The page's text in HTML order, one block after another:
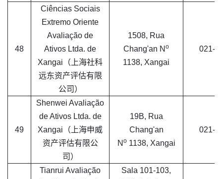
48
Ciências Sociais
Extremo Oriente
Avaliação de
Ativos Ltda. de
Xangai（上海社科
远东资产评估有限
公司）
1508, Rua
Chang'an N o
1138, Xangai
021-
49
Shenwei Avaliação
de Ativos Ltda. de
Xangai（上海申威
资产评估有限公
司）
19B, Rua
Chang'an
N o1138, Xangai
021-
Tianrui Avaliação
Sala 101-103,